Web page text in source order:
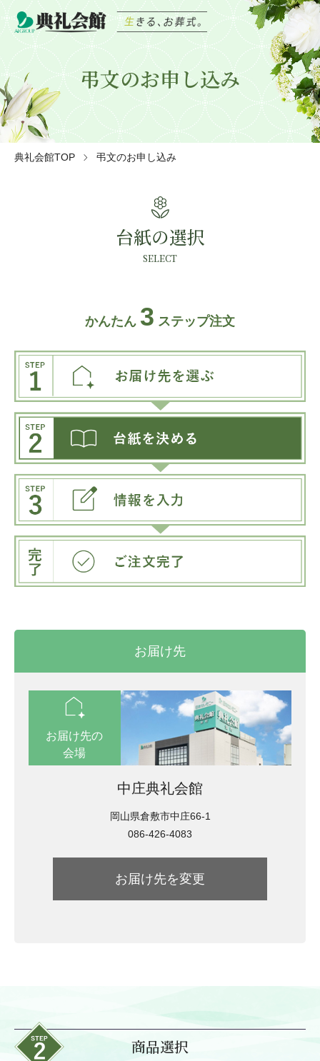
弔文のお申し込み
典礼会館TOP 弔文のお申し込み
local_florist
台紙の選択
SELECT
かんたん 3 ステップ注文
お届け先
location_automation
お届け先の
会場
中庄典礼会館
岡山県倉敷市中庄66-1
086-426-4083
お届け先を変更
商品選択